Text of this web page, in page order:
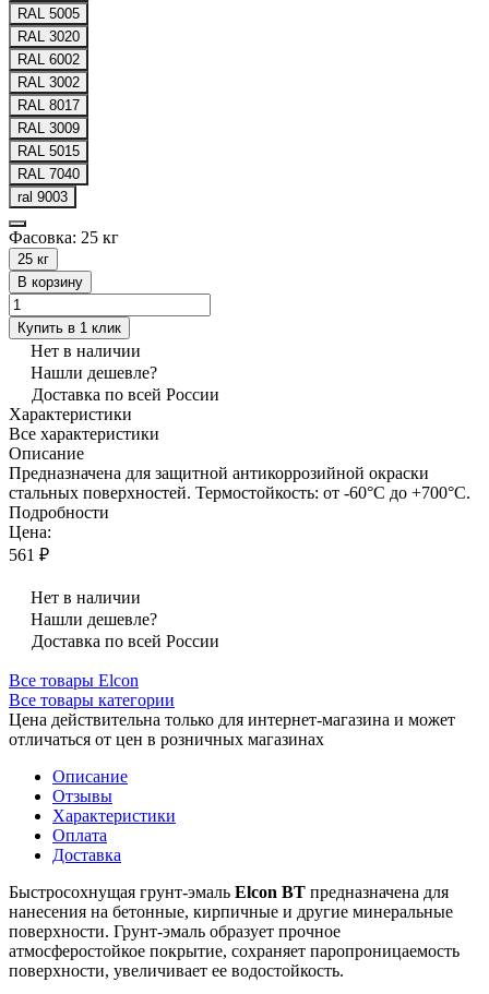
RAL 5005
RAL 3020
RAL 6002
RAL 3002
RAL 8017
RAL 3009
RAL 5015
RAL 7040
ral 9003
Фасовка: 25 кг
25 кг
В корзину
Купить в 1 клик
Нет в наличии
Нашли дешевле?
Доставка по всей России
Характеристики
Все характеристики
Описание
Предназначена для защитной антикоррозийной окраски
стальных поверхностей. Термостойкость: от -60°С до +700°С.
Подробности
Цена:
561 ₽
Нет в наличии
Нашли дешевле?
Доставка по всей России
Все товары Elcon
Все товары категории
Цена действительна только для интернет-магазина и может
отличаться от цен в розничных магазинах
Описание
Отзывы
Характеристики
Оплата
Доставка
Быстросохнущая грунт-эмаль Elcon BT предназначена для
нанесения на бетонные, кирпичные и другие минеральные
поверхности. Грунт-эмаль образует прочное
атмосферостойкое покрытие, сохраняет паропроницаемость
поверхности, увеличивает ее водостойкость.